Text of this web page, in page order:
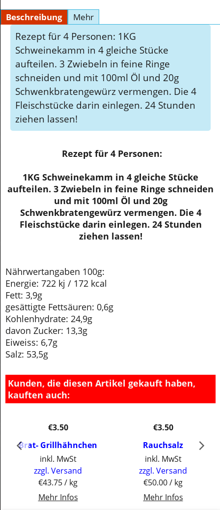
Beschreibung Mehr
Rezept für 4 Personen: 1KG
Schweinekamm in 4 gleiche Stücke
aufteilen. 3 Zwiebeln in feine Ringe
schneiden und mit 100ml Öl und 20g
Schwenkbratengewürz vermengen. Die 4
Fleischstücke darin einlegen. 24 Stunden
ziehen lassen!
Rezept für 4 Personen:
1KG Schweinekamm in 4 gleiche Stücke
aufteilen. 3 Zwiebeln in feine Ringe schneiden
und mit 100ml Öl und 20g
Schwenkbratengewürz vermengen. Die 4
Fleischstücke darin einlegen. 24 Stunden
ziehen lassen!
Nährwertangaben 100g:
Energie: 722 kj / 172 kcal
Fett: 3,9g
gesättigte Fettsäuren: 0,6g
Kohlenhydrate: 24,9g
davon Zucker: 13,3g
Eiweiss: 6,7g
Salz: 53,5g
Kunden, die diesen Artikel gekauft haben,
kauften auch:
€3.50
Brat- Grillhähnchen
inkl. MwSt
zzgl. Versand
€43.75/ kg
Mehr Infos
€3.50
Rauchsalz
inkl. MwSt
zzgl. Versand
€50.00/ kg
Mehr Infos